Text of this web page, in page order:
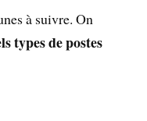
à suivre. On
types de postes